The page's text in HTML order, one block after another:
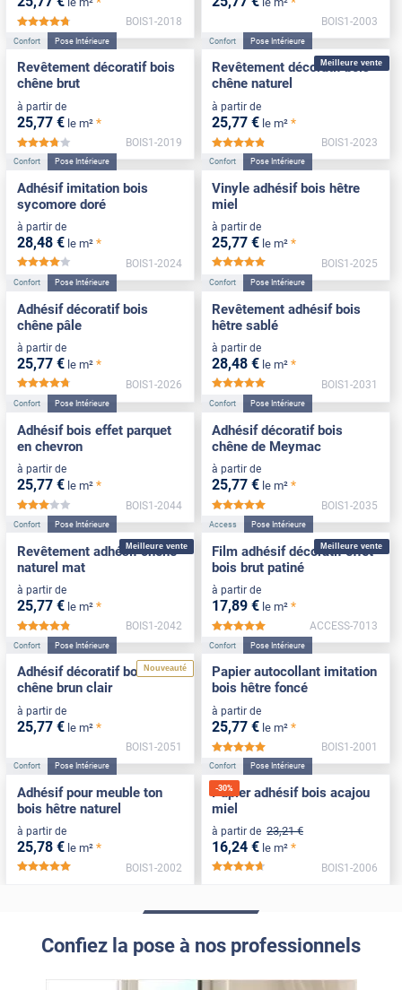
*****
BOIS1-2018 BOIS1-2003
Confort Pose Intérieure
Revêtement décoratif bois
chêne brut
à partir de
25,77 € le m² *
*****
BOIS1-2019
Meilleure vente
Confort Pose Intérieure
Revêtement décoratif bois
chêne naturel
à partir de
25,77 € le m² *
*****
BOIS1-2023
Confort Pose Intérieure
Adhésif imitation bois
sycomore doré
à partir de
28,48 € le m² *
*****
BOIS1-2024
Confort Pose Intérieure
Vinyle adhésif bois hêtre
miel
à partir de
25,77 € le m² *
BOIS1-2025
Confort Pose Intérieure
Adhésif décoratif bois
chêne pâle
à partir de
25,77 € le m² *
*****
BOIS1-2026
Confort Pose Intérieure
Revêtement adhésif bois
hêtre sablé
à partir de
28,48 € le m² *
BOIS1-2031
Confort Pose Intérieure
Adhésif bois effet parquet
en chevron
à partir de
25,77 € le m² *
*****
BOIS1-2044
Confort Pose Intérieure
Adhésif décoratif bois
chêne de Meymac
à partir de
25,77 € le m² *
BOIS1-2035
Meilleure vente
Confort Pose Intérieure
Revêtement adhésif chêne
naturel mat
à partir de
25,77 € le m² *
*****
BOIS1-2042
Meilleure vente
Access Pose Intérieure
Film adhésif décoratif effet
bois brut patiné
à partir de
17,89 € le m² *
ACCESS-7013
Nouveauté
Confort Pose Intérieure
Adhésif décoratif bois effet
chêne brun clair
à partir de
25,77 € le m² *
BOIS1-2051
Confort Pose Intérieure
Papier autocollant imitation
bois hêtre foncé
à partir de
25,77 € le m² *
BOIS1-2001
Confort Pose Intérieure
Adhésif pour meuble ton
bois hêtre naturel
à partir de
25,78 € le m² *
BOIS1-2002
-30%
Confort Pose Intérieure
Papier adhésif bois acajou
miel
à partir de 23,21 €
16,24 € le m² *
*****
BOIS1-2006
Confiez la pose à nos professionnels